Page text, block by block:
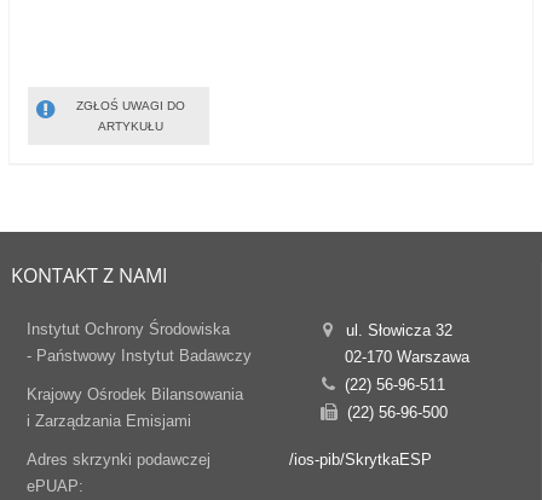
ZGŁOŚ UWAGI DO
ARTYKUŁU
KONTAKT Z NAMI
Instytut Ochrony Środowiska
- Państwowy Instytut Badawczy
Krajowy Ośrodek Bilansowania
i Zarządzania Emisjami
ul. Słowicza 32
02-170 Warszawa
(22) 56-96-511
(22) 56-96-500
Adres skrzynki podawczej
ePUAP:
/ios-pib/SkrytkaESP